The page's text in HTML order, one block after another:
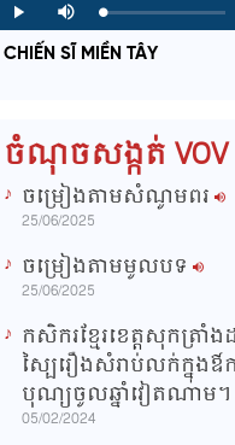
P
l
y
M
u
e
L
o
a
d
P
r
o
g
CHIẾN SĨ MIỀN TÂY
ចំណុចសង្កត់ VOV
ចម្រៀងតាមសំណូមពរ
25/06/2025
ចម្រៀងតាមមូលបទ
25/06/2025
កសិករខ្មែរខេត្តសុកត្រាំងដ
ស្បៃរឿងសំរាប់លក់ក្នុងឳ
បុណ្យចូលឆ្នាំវៀតណាម។
05/02/2024